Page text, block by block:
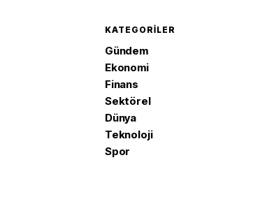
KATEGORILER
Gündem
Ekonomi
Finans
Sektörel
Dünya
Teknoloji
Spor